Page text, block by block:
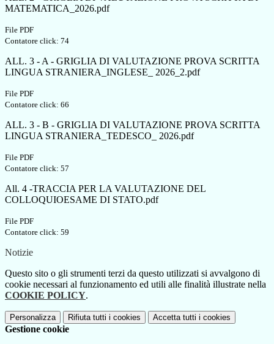
MATEMATICA_2026.pdf
File PDF
Contatore click: 74
ALL. 3 - A - GRIGLIA DI VALUTAZIONE PROVA SCRITTA
LINGUA STRANIERA_INGLESE_ 2026_2.pdf
File PDF
Contatore click: 66
ALL. 3 - B - GRIGLIA DI VALUTAZIONE PROVA SCRITTA
LINGUA STRANIERA_TEDESCO_ 2026.pdf
File PDF
Contatore click: 57
All. 4 -TRACCIA PER LA VALUTAZIONE DEL
COLLOQUIOESAME DI STATO.pdf
File PDF
Contatore click: 59
Notizie
Questo sito o gli strumenti terzi da questo utilizzati si avvalgono di
cookie necessari al funzionamento ed utili alle finalità illustrate nella
COOKIE POLICY.
Personalizza Rifiuta tutti i cookies Accetta tutti i cookies
Gestione cookie